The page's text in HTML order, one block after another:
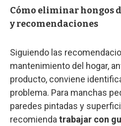
Cómo eliminar hongos
y recomendaciones
Siguiendo las
mantenimiento del hogar,
producto, conviene
problema. Para manchas
paredes pintadas y
recomienda trabajar con